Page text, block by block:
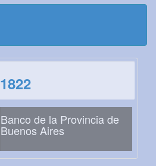
1822
Banco de la Provincia de
Buenos Aires